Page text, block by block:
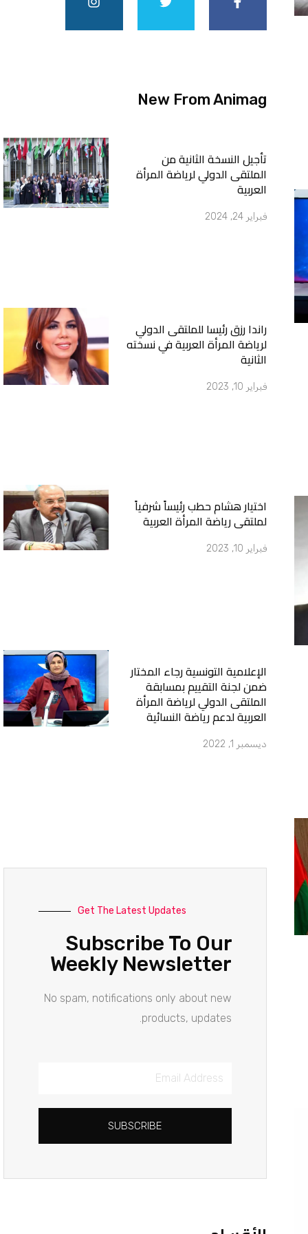
o
e
g
New From Animag
تأجيل النسخة الثانية من
الملتقى الدولي لرياضة المرأة
العربية
فبراير 24, 2024
راندا رزق رئيسا للملتقى الدولي
لرياضة المرأة العربية في نسخته
الثانية
فبراير 10, 2023
اختيار هشام حطب رئيساً شرفياً
لملتقى رياضة المرأة العربية
فبراير 10, 2023
الإعلامية التونسية رجاء المختار
ضمن لجنة التقييم بمسابقة
الملتقى الدولي لرياضة المرأة
العربية لدعم رياضة النسائية
ديسمبر 1, 2022
Get The Latest Updates
Subscribe To Our
Weekly Newsletter
No spam, notifications only about new
products, updates.
Email
SUBSCRIBE